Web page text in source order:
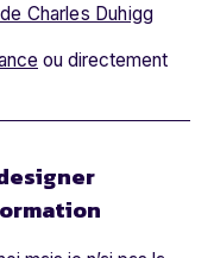
Charles Duhigg
ou directement